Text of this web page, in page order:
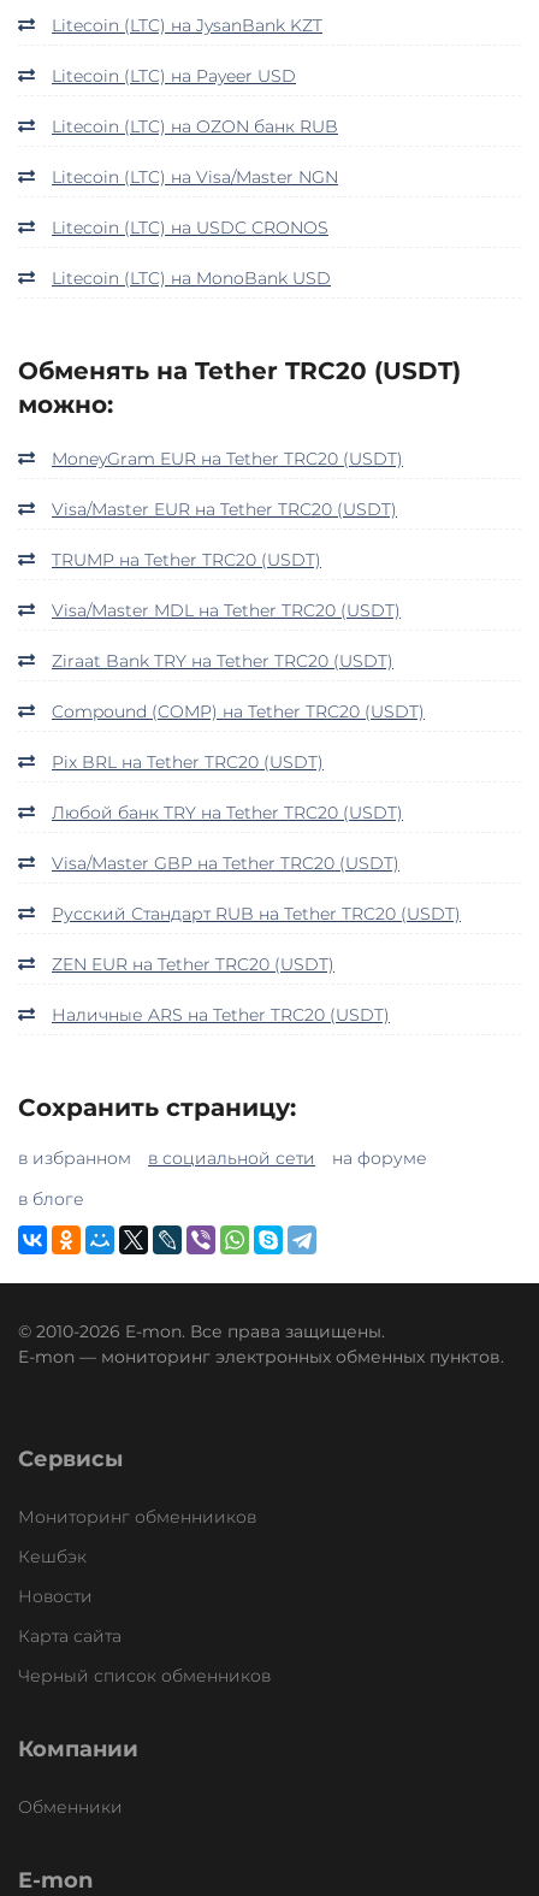
Litecoin (LTC) на JysanBank KZT
Litecoin (LTC) на Payeer USD
Litecoin (LTC) на OZON банк RUB
Litecoin (LTC) на Visa/Master NGN
Litecoin (LTC) на USDC CRONOS
Litecoin (LTC) на MonoBank USD
Обменять на Tether TRC20 (USDT)
можно:
MoneyGram EUR на Tether TRC20 (USDT)
Visa/Master EUR на Tether TRC20 (USDT)
TRUMP на Tether TRC20 (USDT)
Visa/Master MDL на Tether TRC20 (USDT)
Ziraat Bank TRY на Tether TRC20 (USDT)
Compound (COMP) на Tether TRC20 (USDT)
Pix BRL на Tether TRC20 (USDT)
Любой банк TRY на Tether TRC20 (USDT)
Visa/Master GBP на Tether TRC20 (USDT)
Русский Стандарт RUB на Tether TRC20 (USDT)
ZEN EUR на Tether TRC20 (USDT)
Наличные ARS на Tether TRC20 (USDT)
Сохранить страницу:
в избранном в социальной сети
на форуме
в блоге
© 2010-2026 E-mon. Все права защищены.
E-mon — мониторинг электронных обменных пунктов.
Сервисы
Мониторинг обменнииков
Кешбэк
Новости
Карта сайта
Черный список обменников
Компании
Обменники
E-mon